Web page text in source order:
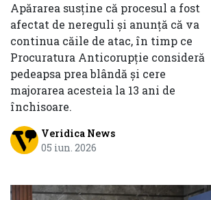
Apărarea susține că procesul a fost
afectat de nereguli și anunță că va
continua căile de atac, în timp ce
Procuratura Anticorupție consideră
pedeapsa prea blândă și cere
majorarea acesteia la 13 ani de
închisoare.
Veridica News
05 iun. 2026